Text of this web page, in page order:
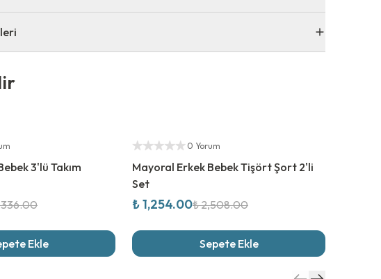
3'lü Takım
Ekle
Yetkili Satıcı
0 Yorum
Mayoral Erkek Bebek Tişört Şort 2'li
Set
₺ 1,254.00₺ 2,508.00
Sepete Ekle